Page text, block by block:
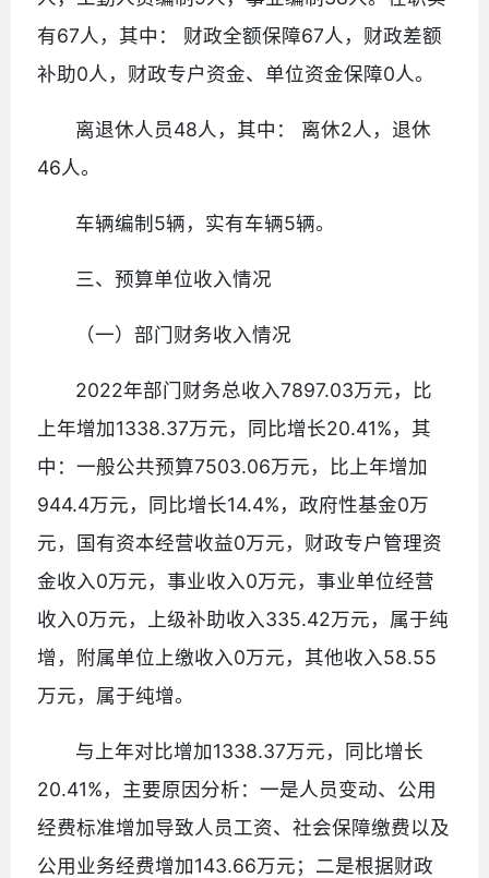
有67人，其中： 财政全额保障67人，财政差额
补助0人，财政专户资金、单位资金保障0人。
离退休人员48人，其中： 离休2人，退休
46人。
车辆编制5辆，实有车辆5辆。
三、预算单位收入情况
（一）部门财务收入情况
2022年部门财务总收入7897.03万元，比
上年增加1338.37万元，同比增长20.41%，其
中：一般公共预算7503.06万元，比上年增加
944.4万元，同比增长14.4%，政府性基金0万
元，国有资本经营收益0万元，财政专户管理资
金收入0万元，事业收入0万元，事业单位经营
收入0万元，上级补助收入335.42万元，属于纯
增，附属单位上缴收入0万元，其他收入58.55
万元，属于纯增。
与上年对比增加1338.37万元，同比增长
20.41%，主要原因分析：一是人员变动、公用
经费标准增加导致人员工资、社会保障缴费以及
公用业务经费增加143.66万元；二是根据财政